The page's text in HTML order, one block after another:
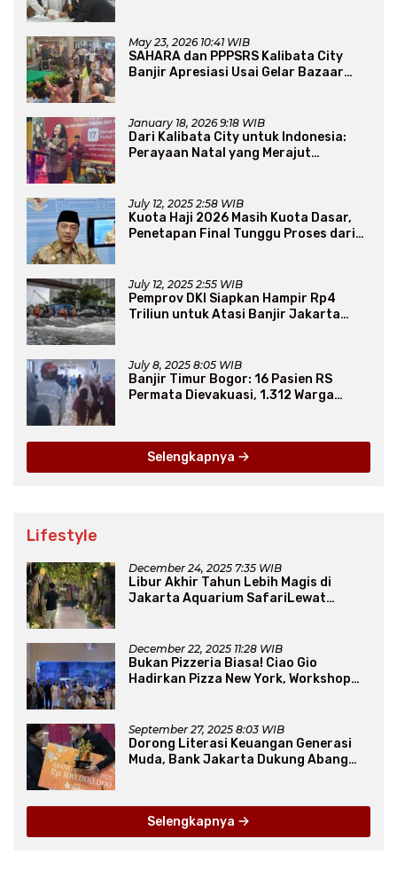
May 23, 2026 10:41 WIB
SAHARA dan PPPSRS Kalibata City
Banjir Apresiasi Usai Gelar Bazaar
January 18, 2026 9:18 WIB
Dari Kalibata City untuk Indonesia:
Perayaan Natal yang Merajut
July 12, 2025 2:58 WIB
Kuota Haji 2026 Masih Kuota Dasar,
Penetapan Final Tunggu Proses dari
July 12, 2025 2:55 WIB
Pemprov DKI Siapkan Hampir Rp4
Triliun untuk Atasi Banjir Jakarta
July 8, 2025 8:05 WIB
Banjir Timur Bogor: 16 Pasien RS
Permata Dievakuasi, 1.312 Warga
Selengkapnya
Lifestyle
December 24, 2025 7:35 WIB
Libur Akhir Tahun Lebih Magis di
Jakarta Aquarium SafariLewat
December 22, 2025 11:28 WIB
Bukan Pizzeria Biasa! Ciao Gio
Hadirkan Pizza New York, Workshop
September 27, 2025 8:03 WIB
Dorong Literasi Keuangan Generasi
Muda, Bank Jakarta Dukung Abang
Selengkapnya